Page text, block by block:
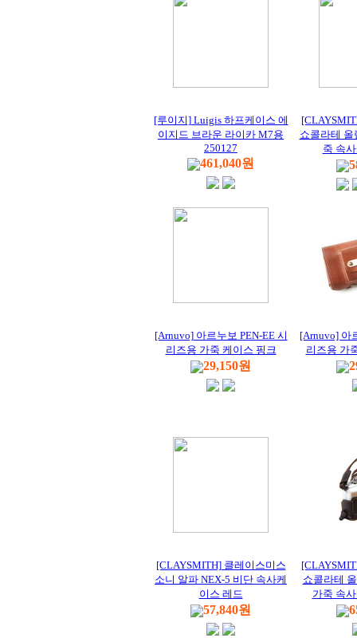
[루이지] Luigis 하프케이스 에
이지드 브라운 라이카 M7용
250127
461,040원
쇼콜라테 올
죽 속
[Arnuvo] 아르누보 PEN-EE 시
리즈용 가죽 케이스 핑크
29,150원
[Arnuvo] 아
리즈용 가
[CLAYSMITH] 클레이스미스
소니 알파 NEX-5 비단 속사케
이스 레드
57,840원
쇼콜라테
가죽 속